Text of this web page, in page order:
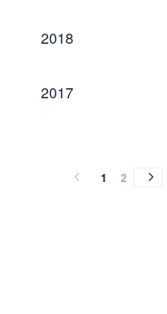
2018
2018
2017
2017
1 2